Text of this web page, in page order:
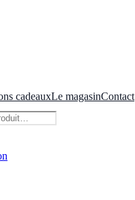
cadeauxLe magasinContact